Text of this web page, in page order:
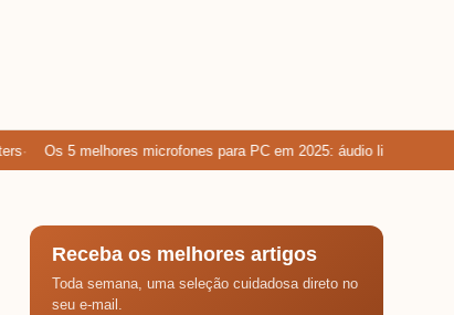
Os 5 melhores microfones para PC em 2025: áudio limpo para
Receba os melhores artigos
Toda semana, uma seleção cuidadosa direto no
seu e-mail.